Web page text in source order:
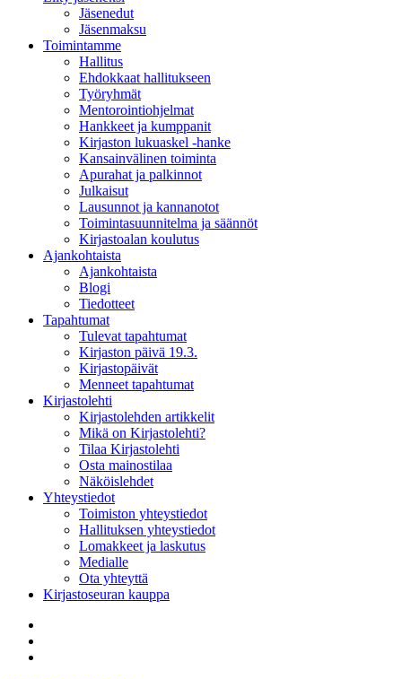
Jäsenedut
Jäsenmaksu
Toimintamme
Hallitus
Ehdokkaat hallitukseen
Työryhmät
Mentorointi­ohjelmat
Hankkeet ja kumppanit
Kirjaston lukuaskel -hanke
Kansainvälinen toiminta
Apurahat ja palkinnot
Julkaisut
Lausunnot ja kannanotot
Toimintasuunnitelma ja säännöt
Kirjastoalan koulutus
Ajankohtaista
Ajankohtaista
Blogi
Tiedotteet
Tapahtumat
Tulevat tapahtumat
Kirjaston päivä 19.3.
Kirjastopäivät
Menneet tapahtumat
Kirjastolehti
Kirjastolehden artikkelit
Mikä on Kirjastolehti?
Tilaa Kirjastolehti
Osta mainostilaa
Näköislehdet
Yhteystiedot
Toimiston yhteystiedot
Hallituksen yhteystiedot
Lomakkeet ja laskutus
Medialle
Ota yhteyttä
Kirjastoseuran kauppa